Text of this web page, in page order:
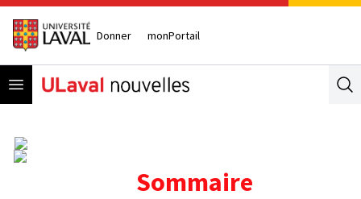
Donner monPortail
Open menu
Sommaire